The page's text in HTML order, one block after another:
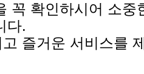
꼭 확인하시어 소중
다.
즐거운 서비스를